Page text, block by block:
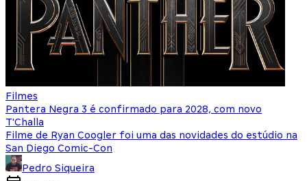
Filmes
Pantera Negra 3 é confirmado para 2028, com novo
T'Challa
Filme de Ryan Coogler foi uma das novidades do estúdio na
San Diego Comic-Con
Pedro Siqueira